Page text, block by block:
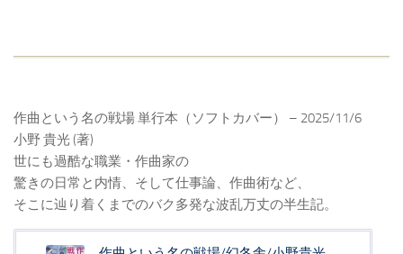
作曲という名の戦場 単行本（ソフトカバー） – 2025/11/6
小野 貴光 (著)
世にも過酷な職業・作曲家の
驚きの日常と内情、そして仕事論、作曲術など、
そこに辿り着くまでのバク多発な波乱万丈の半生記。